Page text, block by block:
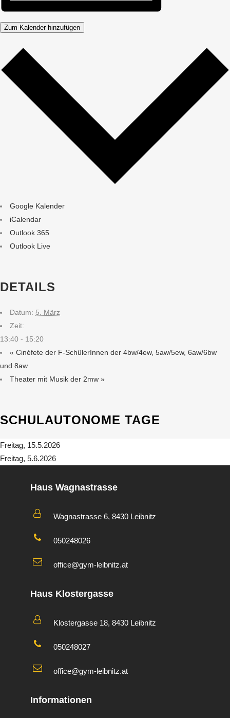
Zum Kalender hinzufügen
Google Kalender
iCalendar
Outlook 365
Outlook Live
DETAILS
Datum: 5. März
Zeit:
13:40 - 15:20
« Cinéfete der F-SchülerInnen der 4bw/4ew, 5aw/5ew, 6aw/6bw
und 8aw
Theater mit Musik der 2mw »
SCHULAUTONOME TAGE
Freitag, 15.5.2026
Freitag, 5.6.2026
Haus Wagnastrasse
Wagnastrasse 6, 8430 Leibnitz
050248026
office@gym-leibnitz.at
Haus Klostergasse
Klostergasse 18, 8430 Leibnitz
050248027
office@gym-leibnitz.at
Informationen